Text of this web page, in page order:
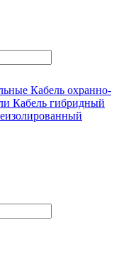
Кабель охранно-
Кабель гибридный